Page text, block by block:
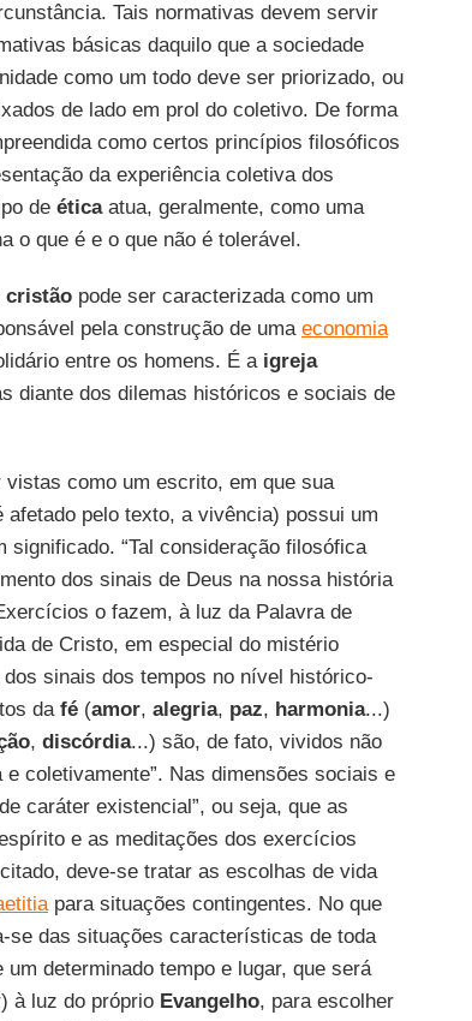
Tais normativas devem servir
básicas daquilo que a sociedade
como um todo deve ser priorizado, ou
de lado em prol do coletivo. De forma
como certos princípios filosóficos
da experiência coletiva dos
de éticaatua, geralmente, como uma
o que é e o que não é tolerável.
cristãopode ser caracterizada como um
pela construção de uma economia
entre os homens. É a igreja
diante dos dilemas históricos e sociais de
como um escrito, em que sua
pelo texto, a vivência) possui um
“Tal consideração filosófica
dos sinais de Deus na nossa história
o fazem, à luz da Palavra de
de Cristo, em especial do mistério
sinais dos tempos no nível histórico-
dafé(amor, alegria, paz, harmonia...)
, discórdia...) são, de fato, vividos não
coletivamente”. Nas dimensões sociais e
caráter existencial”, ou seja, que as
e as meditações dos exercícios
deve-se tratar as escolhas de vida
para situações contingentes. No que
se das situações características de toda
determinado tempo e lugar, que será
à luz do próprio Evangelho, para escolher